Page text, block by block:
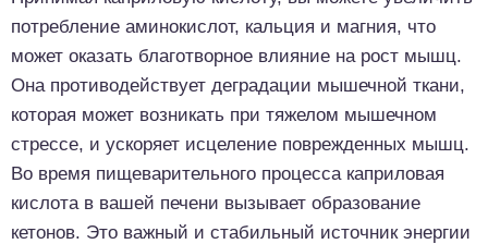
потребление аминокислот, кальция и магния, что
может оказать благотворное влияние на рост мышц.
Она противодействует деградации мышечной ткани,
которая может возникать при тяжелом мышечном
стрессе, и ускоряет исцеление поврежденных мышц.
Во время пищеварительного процесса каприловая
кислота в вашей печени вызывает образование
кетонов. Это важный и стабильный источник энергии